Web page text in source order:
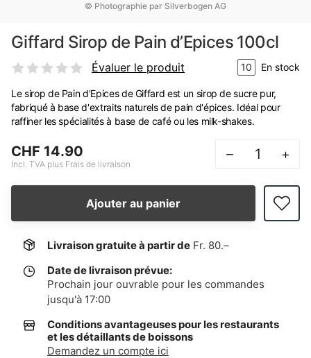
© Photographie par Silverbogen AG
Giffard Sirop de Pain d’Epices 100cl
Évaluer le produit 10 En stock
Le sirop de Pain d'Epices de Giffard est un sirop de sucre pur,
fabriqué à base d'extraits naturels de pain d'épices. Idéal pour
raffiner les spécialités à base de café ou les milk-shakes.
CHF 14.90
Incl. TVA plus Frais de livraison
– +
Ajouter au panier
Livraison gratuite à partir de Fr. 80.–
Date de livraison prévue:
Prochain jour ouvrable pour les commandes
jusqu'à 17:00
Conditions avantageuses pour les restaurants
et les détaillants de boissons
Demandez un compte ici